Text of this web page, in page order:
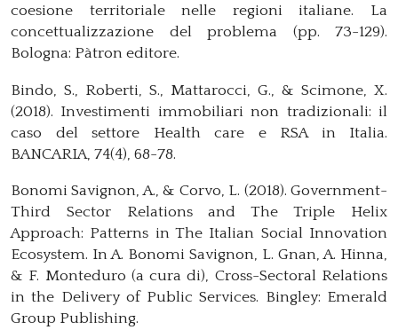
coesione territoriale nelle regioni italiane. La
concettualizzazione del problema (pp. 73-129).
Bologna: Pàtron editore.
Bindo, S., Roberti, S., Mattarocci, G., & Scimone, X.
(2018). Investimenti immobiliari non tradizionali: il
caso del settore Health care e RSA in Italia.
BANCARIA, 74(4), 68-78.
Bonomi Savignon, A., & Corvo, L. (2018). Government-
Third Sector Relations and The Triple Helix
Approach: Patterns in The Italian Social Innovation
Ecosystem. In A. Bonomi Savignon, L. Gnan, A. Hinna,
& F. Monteduro (a cura di), Cross-Sectoral Relations
in the Delivery of Public Services. Bingley: Emerald
Group Publishing.